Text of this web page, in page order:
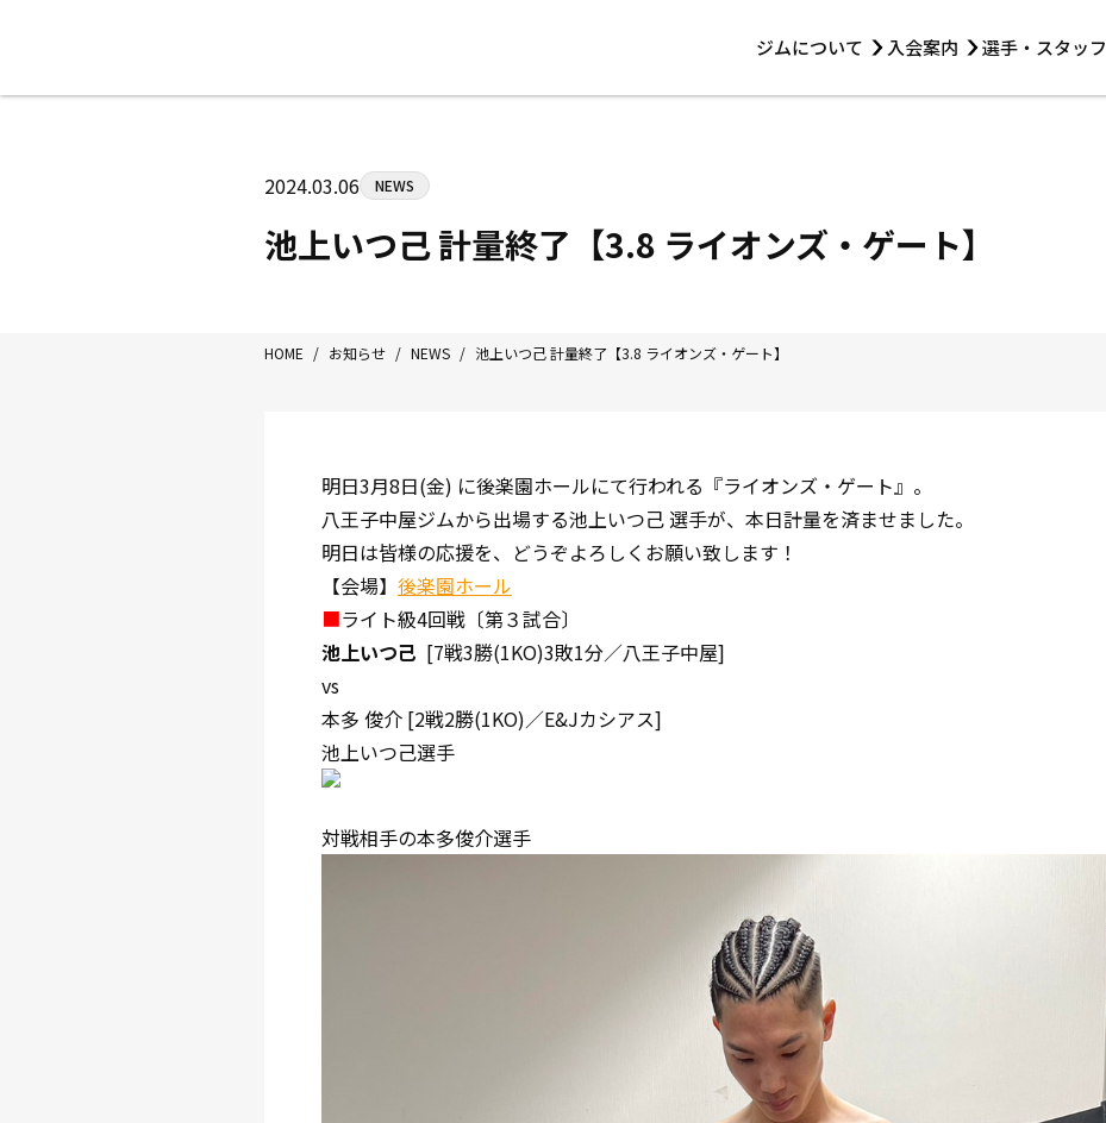
ジムについて 入会案内 選手・スタッフ
Tel/Fax：042-622-7222
選手・スタッフ
2024.03.06 NEWS
池上いつ己 計量終了【3.8 ライオンズ・ゲート】
HOME / お知らせ / NEWS / 池上いつ己 計量終了【3.8 ライオンズ・ゲート】
明日3月8日(金) に後楽園ホールにて行われる『ライオンズ・ゲート』。
八王子中屋ジムから出場する池上いつ己 選手が、本日計量を済ませました。
明日は皆様の応援を、どうぞよろしくお願い致します！
【会場】 後楽園ホール
■ライト級4回戦〔第３試合〕
池上いつ己 [7戦3勝(1KO)3敗1分／八王子中屋]
vs
本多 俊介 [2戦2勝(1KO)／E&Jカシアス]
池上いつ己選手
対戦相手の本多俊介選手